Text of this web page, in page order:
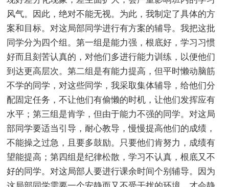
风气。因此，绝对不能无视。为此，我制定了具体的方
案和目标。对这局部同学进行有方案的辅导。我把这批
同学分为四个组。第一组是能力强，根底好，学习习惯
好而且刻苦认真的，对他们多进行能力训练，以便他们
到达更高层次。第二组是有能力提高，但平时懒动脑筋
不学的同学，对这些同学，我采取集体辅导，给他们分
配固定任务，不让他们有偷懒的时机，让他们发挥应有
水平；第三组是肯学，但由于能力不强的同学。对这局
部同学要适当引导，耐心教导，慢慢提高他们的成绩，
不能操之过急，且要多鼓励。只要他们肯努力，成绩有
望能提高；第四组是纪律松散，学习不认真，根底又不
好的同学。对这局部人要进行课余时间个别辅导。因为